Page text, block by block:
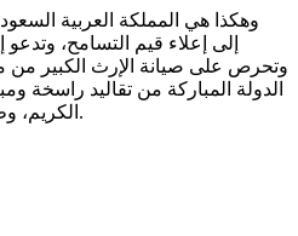
وهكذا هي المملكة العربية
إلى إعلاء قيم التسامح،
وتحرص على صيانة الإرث الكبير من
الدولة المباركة من تقاليد راسخة
الكريم، وظل محافظا عليها طيلة السنين.